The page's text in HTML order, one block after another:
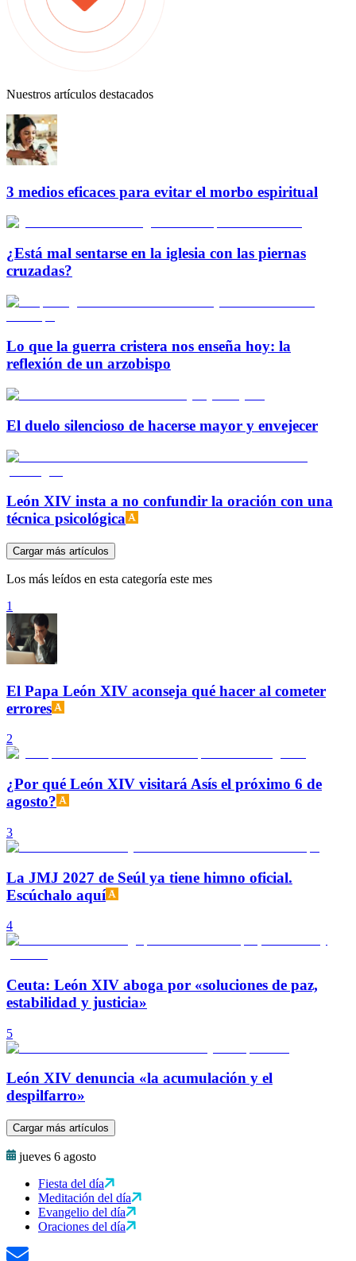
Nuestros artículos destacados
3 medios eficaces para evitar el morbo espiritual
¿Está mal sentarse en la iglesia con las piernas
cruzadas?
Lo que la guerra cristera nos enseña hoy: la
reflexión de un arzobispo
El duelo silencioso de hacerse mayor y envejecer
León XIV insta a no confundir la oración con una
técnica psicológica
Cargar más artículos
Los más leídos en esta categoría este mes
1
El Papa León XIV aconseja qué hacer al cometer
errores
2
¿Por qué León XIV visitará Asís el próximo 6 de
agosto?
3
La JMJ 2027 de Seúl ya tiene himno oficial.
Escúchalo aquí
4
Ceuta: León XIV aboga por «soluciones de paz,
estabilidad y justicia»
5
León XIV denuncia «la acumulación y el
despilfarro»
Cargar más artículos
jueves 6 agosto
Fiesta del día
Meditación del día
Evangelio del día
Oraciones del día